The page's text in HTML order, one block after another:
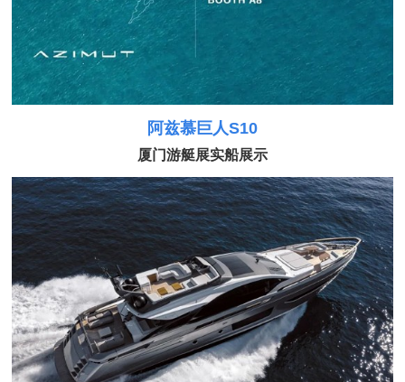
阿兹慕巨人S10
厦门游艇展实船展示